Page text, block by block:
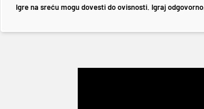
Igre na sreću mogu dovesti do ovisnosti. Igraj odgovorno.